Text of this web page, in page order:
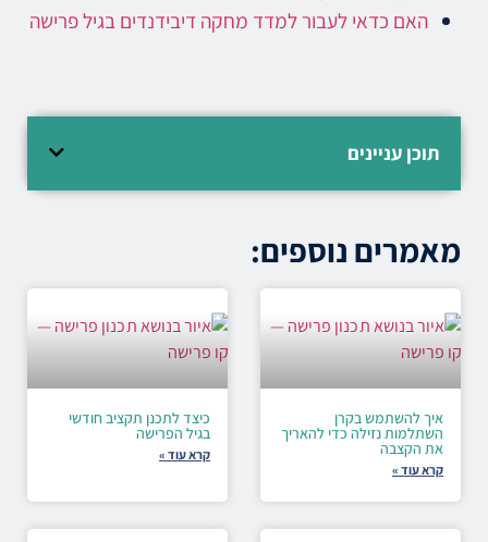
האם כדאי לעבור למדד מחקה דיבידנדים בגיל פרישה
תוכן עניינים
מאמרים נוספים:
איך להשתמש בקרן
השתלמות נזילה כדי להאריך
את הקצבה
קרא עוד »
כיצד לתכנן תקציב חודשי
בגיל הפרישה
קרא עוד »